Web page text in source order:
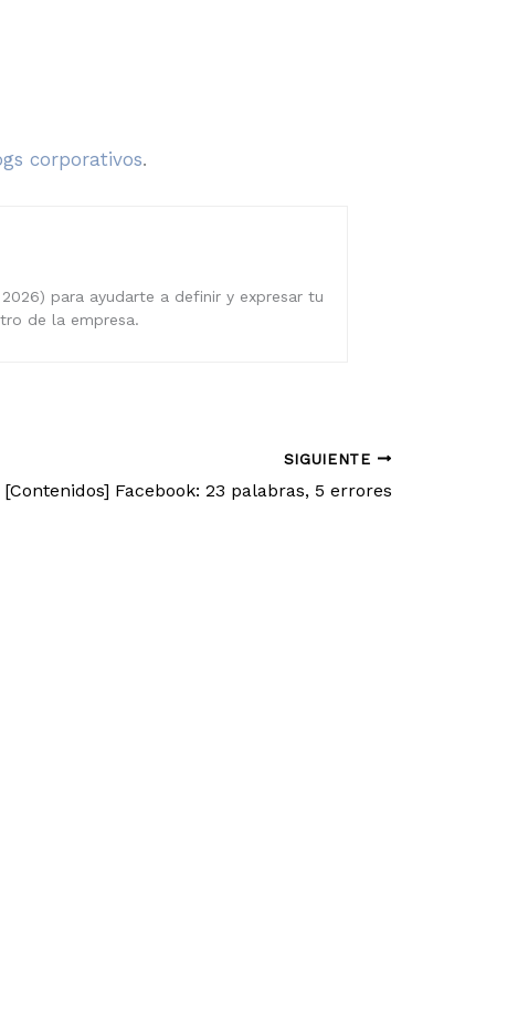
corporativos.
para ayudarte a definir y expresar tu
de la empresa.
SIGUIENTE
[Contenidos] Facebook: 23 palabras, 5 errores